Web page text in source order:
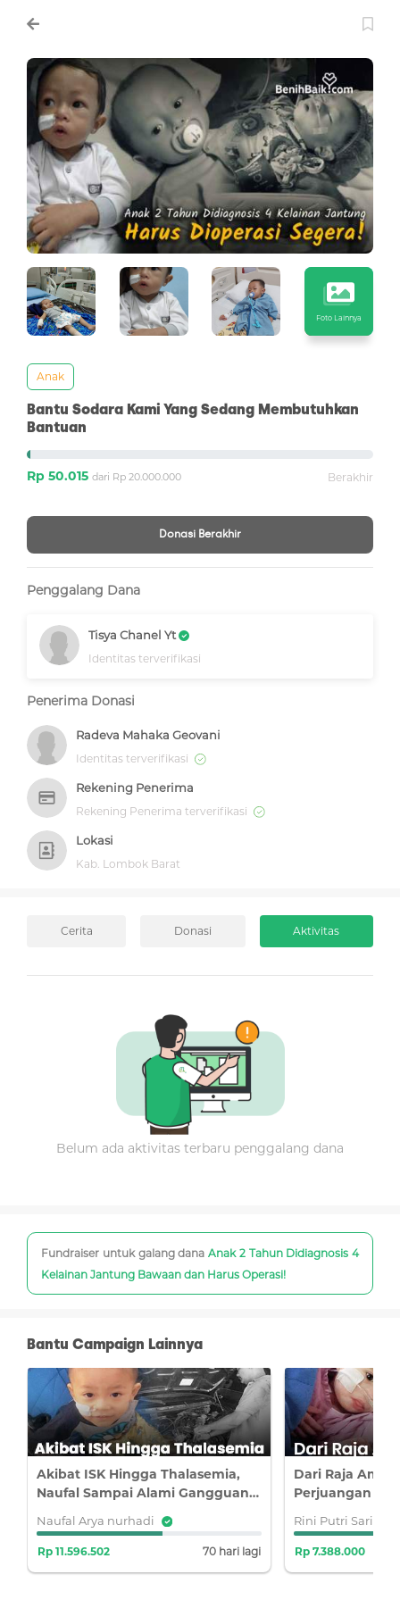
Foto Lainnya
Anak
Bantu Sodara Kami Yang Sedang Membutuhkan
Bantuan
Rp 50.015 dari Rp 20.000.000 Berakhir
Donasi Berakhir
Penggalang Dana
Tisya Chanel Yt
Identitas terverifikasi
Penerima Donasi
Radeva Mahaka Geovani
Identitas terverifikasi
Rekening Penerima
Rekening Penerima terverifikasi
Lokasi
Kab. Lombok Barat
Cerita Donasi Aktivitas
Belum ada aktivitas terbaru penggalang dana
Fundraiser untuk galang dana Anak 2 Tahun Didiagnosis 4
Kelainan Jantung Bawaan dan Harus Operasi!
Bantu Campaign Lainnya
Akibat ISK Hingga Thalasemia,
Naufal Sampai Alami Gangguan
Naufal Arya nurhadi
Rp 11.596.502 70 hari lagi
Dari Raja
Perjuangan
Rini Putri Sari
Rp 7.388.000